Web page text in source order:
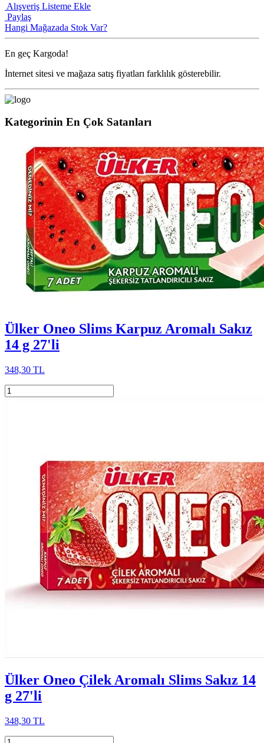
Alışveriş Listeme Ekle
Paylaş
Hangi Mağazada Stok Var?
En geç Kargoda!
İnternet sitesi ve mağaza satış fiyatları farklılık gösterebilir.
Kategorinin En Çok Satanları
Ülker Oneo Slims Karpuz Aromalı Sakız
14 g 27'li
348,30 TL
Ülker Oneo Çilek Aromalı Slims Sakız 14
g 27'li
348,30 TL